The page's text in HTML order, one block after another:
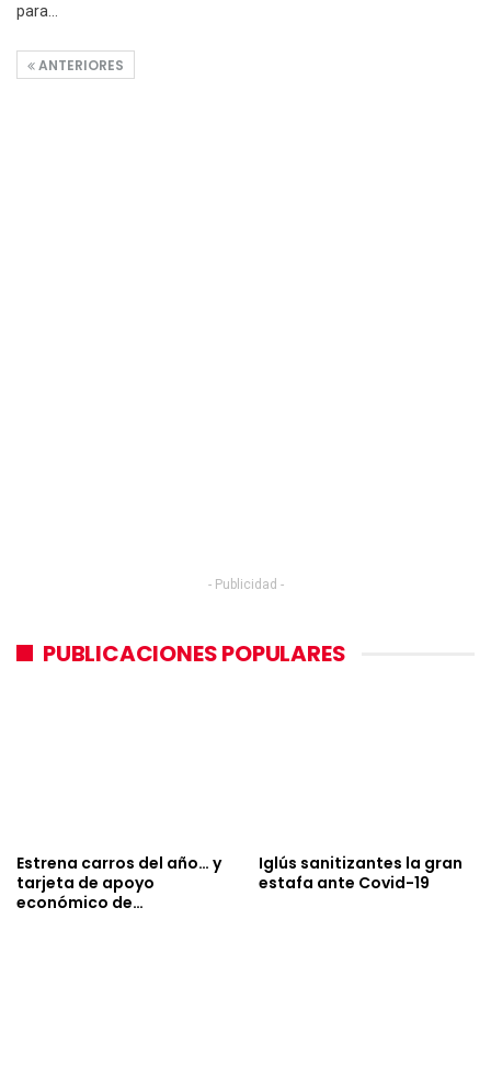
para…
ANTERIORES
- Publicidad -
PUBLICACIONES POPULARES
Estrena carros del año… y
tarjeta de apoyo
económico de…
Iglús sanitizantes la gran
estafa ante Covid-19